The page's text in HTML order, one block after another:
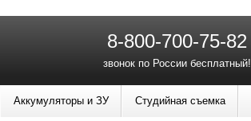
8-800-700-75-82
звонок по России бесплатный!
Аккумуляторы и ЗУ Студийная съемка